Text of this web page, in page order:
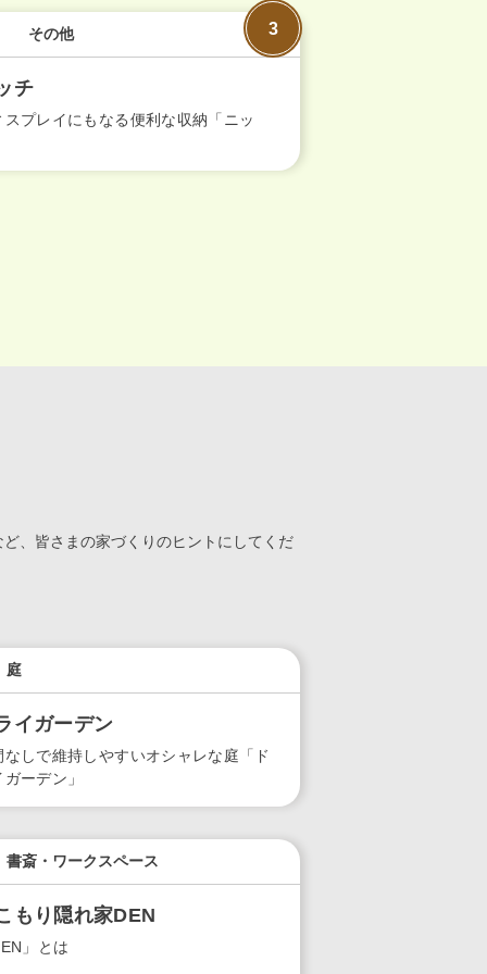
その他
チ
スプレイにもなる便利な収納「ニッ
、皆さまの家づくりのヒントにしてくだ
庭
イガーデン
なしで維持しやすいオシャレな庭「ド
ーデン」
書斎・ワークスペース
もり隠れ家DEN
」とは